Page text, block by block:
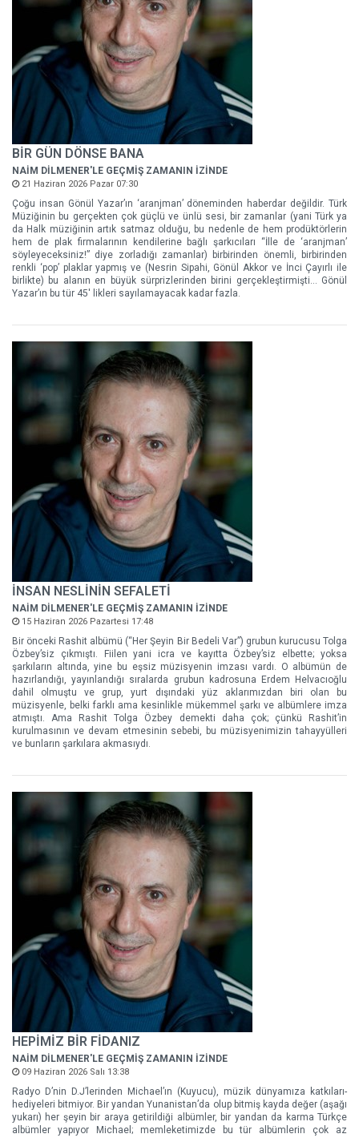
BİR GÜN DÖNSE BANA
NAİM DİLMENER'LE GEÇMİŞ ZAMANIN İZİNDE
21 Haziran 2026 Pazar 07:30
Çoğu insan Gönül Yazar’ın ‘aranjman’ döneminden haberdar değildir. Türk
Müziğinin bu gerçekten çok güçlü ve ünlü sesi, bir zamanlar (yani Türk ya
da Halk müziğinin artık satmaz olduğu, bu nedenle de hem prodüktörlerin
hem de plak firmalarının kendilerine bağlı şarkıcıları “İlle de ‘aranjman’
söyleyeceksiniz!” diye zorladığı zamanlar) birbirinden önemli, birbirinden
renkli ‘pop’ plaklar yapmış ve (Nesrin Sipahi, Gönül Akkor ve İnci Çayırlı ile
birlikte) bu alanın en büyük sürprizlerinden birini gerçekleştirmişti… Gönül
Yazar’ın bu tür 45' likleri sayılamayacak kadar fazla.
İNSAN NESLİNİN SEFALETİ
NAİM DİLMENER'LE GEÇMİŞ ZAMANIN İZİNDE
15 Haziran 2026 Pazartesi 17:48
Bir önceki Rashit albümü (“Her Şeyin Bir Bedeli Var”) grubun kurucusu Tolga
Özbey’siz çıkmıştı. Fiilen yani icra ve kayıtta Özbey’siz elbette; yoksa
şarkıların altında, yine bu eşsiz müzisyenin imzası vardı. O albümün de
hazırlandığı, yayınlandığı sıralarda grubun kadrosuna Erdem Helvacıoğlu
dahil olmuştu ve grup, yurt dışındaki yüz aklarımızdan biri olan bu
müzisyenle, belki farklı ama kesinlikle mükemmel şarkı ve albümlere imza
atmıştı. Ama Rashit Tolga Özbey demekti daha çok; çünkü Rashit’in
kurulmasının ve devam etmesinin sebebi, bu müzisyenimizin tahayyülleri
ve bunların şarkılara akmasıydı.
HEPİMİZ BİR FİDANIZ
NAİM DİLMENER'LE GEÇMİŞ ZAMANIN İZİNDE
09 Haziran 2026 Salı 13:38
Radyo D’nin D.J’lerinden Michael’ın (Kuyucu), müzik dünyamıza katkıları-
hediyeleri bitmiyor. Bir yandan Yunanistan’da olup bitmiş kayda değer (aşağı
yukarı) her şeyin bir araya getirildiği albümler, bir yandan da karma Türkçe
albümler yapıyor Michael; memleketimizde bu tür albümlerin çok az